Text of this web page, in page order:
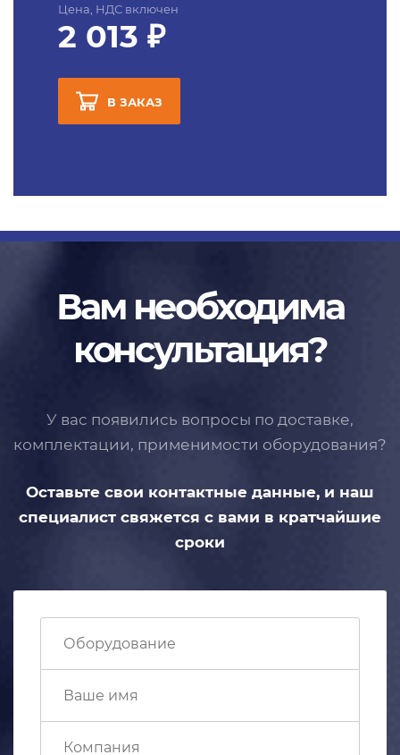
Цена, НДС включен
2 013 ₽
В ЗАКАЗ
Вам необходима
консультация?
У вас появились вопросы по доставке,
комплектации, применимости оборудования?
Оставьте свои контактные данные, и наш
специалист свяжется с вами в кратчайшие
сроки